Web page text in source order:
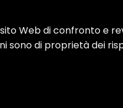
Web di confronto e
sono di proprietà dei